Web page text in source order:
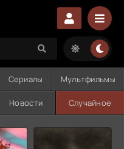
Сериалы Мультфильмы
Новости Случайное